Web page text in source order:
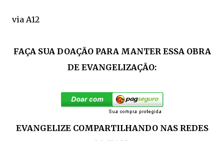
via A12
FAÇA SUA DOAÇÃO PARA MANTER ESSA OBRA
DE EVANGELIZAÇÃO:
EVANGELIZE COMPARTILHANDO NAS REDES